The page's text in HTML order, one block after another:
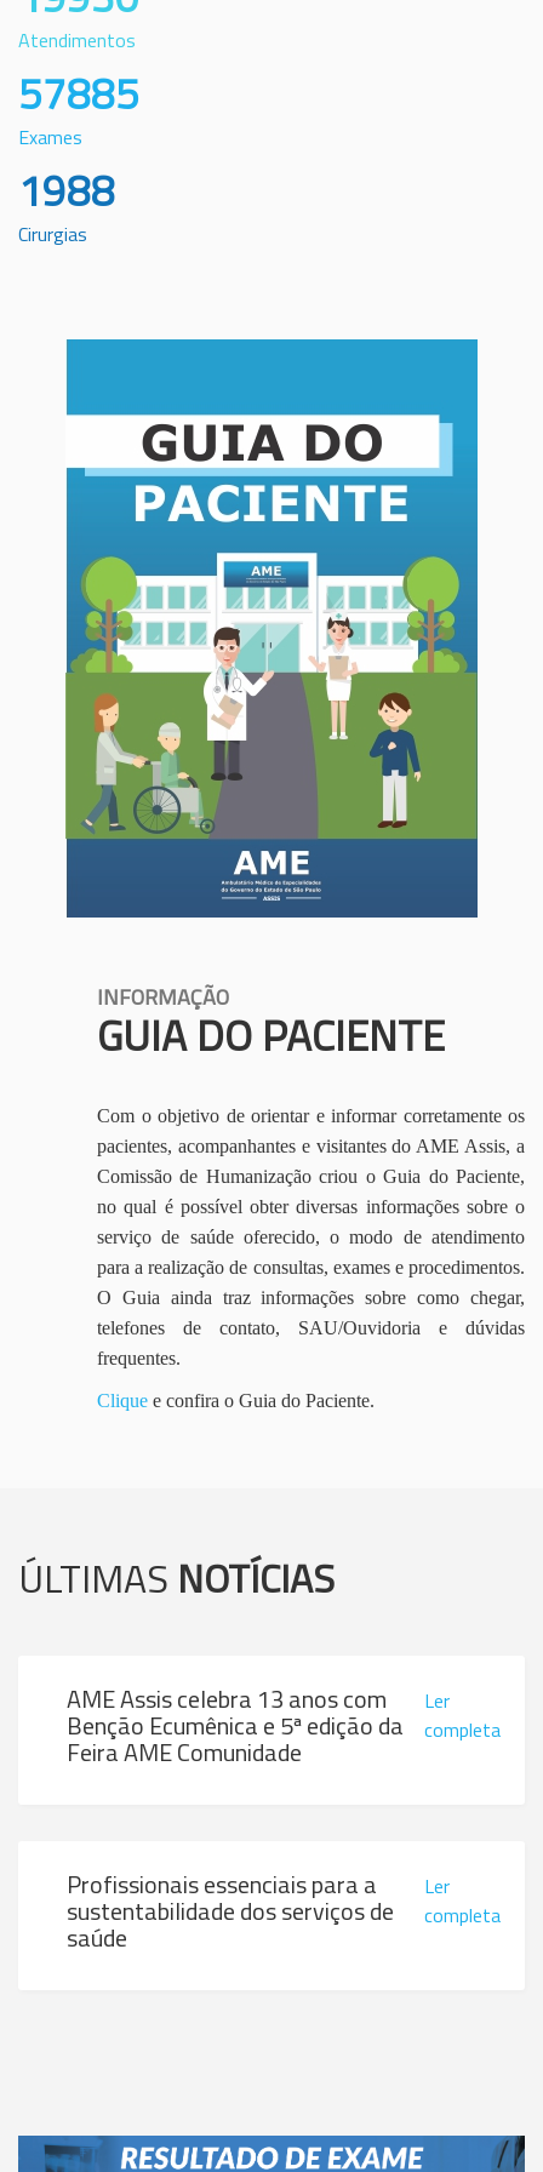
Atendimentos
57885
Exames
1988
Cirurgias
INFORMAÇÃO
GUIA DO PACIENTE
Com o objetivo de orientar e informar corretamente os
pacientes, acompanhantes e visitantes do AME Assis, a
Comissão de Humanização criou o Guia do Paciente,
no qual é possível obter diversas informações sobre o
serviço de saúde oferecido, o modo de atendimento
para a realização de consultas, exames e procedimentos.
O Guia ainda traz informações sobre como chegar,
telefones de contato, SAU/Ouvidoria e dúvidas
frequentes.
Clique e confira o Guia do Paciente.
ÚLTIMAS NOTÍCIAS
AME Assis celebra 13 anos com
Benção Ecumênica e 5ª edição da
Feira AME Comunidade
Ler
completa
Profissionais essenciais para a
sustentabilidade dos serviços de
saúde
Ler
completa